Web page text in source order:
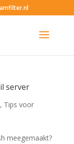
server
, Tips voor
meegemaakt?